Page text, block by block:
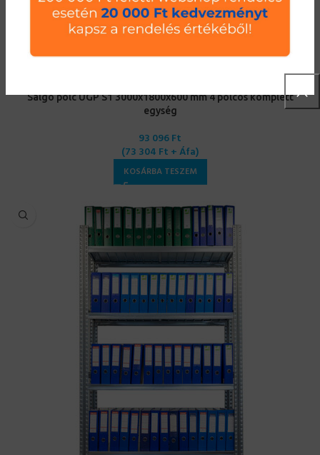
Salgó polc UGP S1 3000x1800x600 mm 4 polcos komplett
egység
93 096Ft
(73 304 Ft + Áfa)
KOSÁRBA TESZEM